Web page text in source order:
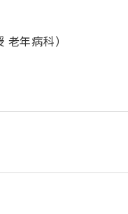
老年病科）